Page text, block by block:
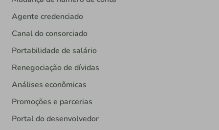
Agente credenciado
Canal do consorciado
Portabilidade de salário
Renegociação de dívidas
Análises econômicas
Promoções e parcerias
Portal do desenvolvedor